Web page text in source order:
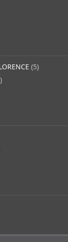
(5)